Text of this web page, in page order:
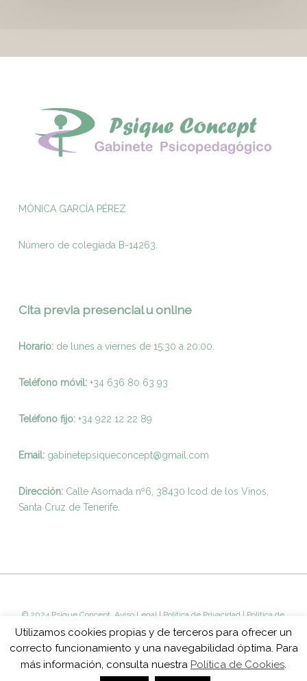
MÓNICA GARCÍA PÉREZ
Número de colegiada B-14263.
Cita previa presencial u online
Horario:de lunes a viernes de 15:30 a 20:00.
Teléfono móvil: +34 636 80 63 93
Teléfono fijo:+34 922 12 22 89
Email: gabinetepsiqueconcept@gmail.com
Dirección:Calle Asomada nº6, 38430 Icod de los Vinos,
Santa Cruz de Tenerife.
© 2024 Psique Concept. Aviso Legal | Politica de Privacidad | Politica de
Cookies
facebookyoutube instagramwhatsappphone
Utilizamos cookies propias y de terceros para ofrecer un
correcto funcionamiento y una navegabilidad óptima. Para
más información, consulta nuestra Política de Cookies.